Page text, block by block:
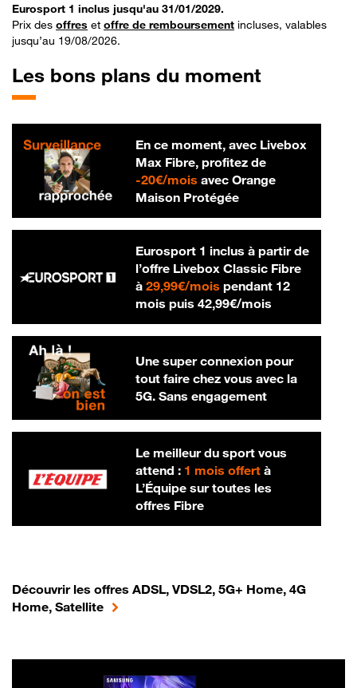
Eurosport 1 inclus jusqu'au 31/01/2029.
Prix des offres et offre de remboursement incluses, valables
jusqu’au 19/08/2026.
Les bons plans du moment
En ce moment, avec Livebox
Max Fibre, profitez de
-20€/mois20 € par mois
avec Orange
Maison Protégée
Eurosport 1 inclus à partir de
l’offre Livebox Classic Fibre
à 29,99€/mois29,99 € par mois
pendant 12
mois puis 42,99€/mois42,99 € par
Une super connexion pour
tout faire chez vous avec la
5G. Sans engagement
Le meilleur du sport vous
attend : 1 mois offertà
L’Équipe sur toutes les
offres Fibre
Découvrir les offres ADSL, VDSL2, 5G+ Home, 4G
Home, Satellite